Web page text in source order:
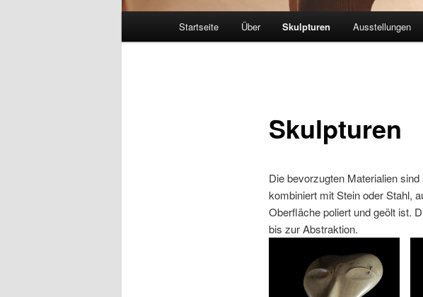
Startseite Über Skulpturen Ausstellungen
Skulpturen
Die bevorzugten Materialien
kombiniert mit Stein oder Stahl,
Oberfläche poliert und geölt ist.
bis zur Abstraktion.